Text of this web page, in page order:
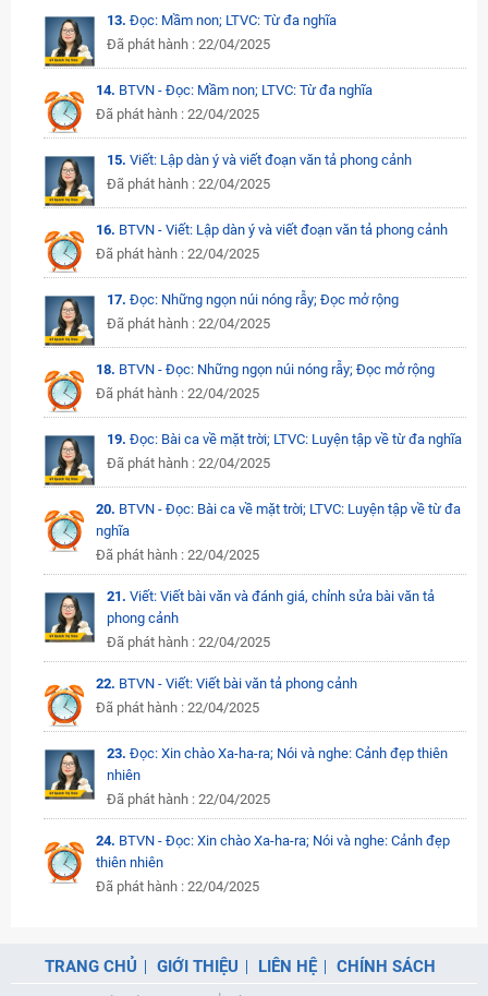
13. Đọc: Mầm non; LTVC: Từ đa nghĩa
Đã phát hành : 22/04/2025
14. BTVN - Đọc: Mầm non; LTVC: Từ đa nghĩa
Đã phát hành : 22/04/2025
15. Viết: Lập dàn ý và viết đoạn văn tả phong cảnh
Đã phát hành : 22/04/2025
16. BTVN - Viết: Lập dàn ý và viết đoạn văn tả phong cảnh
Đã phát hành : 22/04/2025
17. Đọc: Những ngọn núi nóng rẫy; Đọc mở rộng
Đã phát hành : 22/04/2025
18. BTVN - Đọc: Những ngọn núi nóng rẫy; Đọc mở rộng
Đã phát hành : 22/04/2025
19. Đọc: Bài ca về mặt trời; LTVC: Luyện tập về từ đa nghĩa
Đã phát hành : 22/04/2025
20. BTVN - Đọc: Bài ca về mặt trời; LTVC: Luyện tập về từ đa
nghĩa
Đã phát hành : 22/04/2025
21. Viết: Viết bài văn và đánh giá, chỉnh sửa bài văn tả
phong cảnh
Đã phát hành : 22/04/2025
22. BTVN - Viết: Viết bài văn tả phong cảnh
Đã phát hành : 22/04/2025
23. Đọc: Xin chào Xa-ha-ra; Nói và nghe: Cảnh đẹp thiên
nhiên
Đã phát hành : 22/04/2025
24. BTVN - Đọc: Xin chào Xa-ha-ra; Nói và nghe: Cảnh đẹp
thiên nhiên
Đã phát hành : 22/04/2025
TRANG CHỦ GIỚI THIỆU LIÊN HỆ CHÍNH SÁCH